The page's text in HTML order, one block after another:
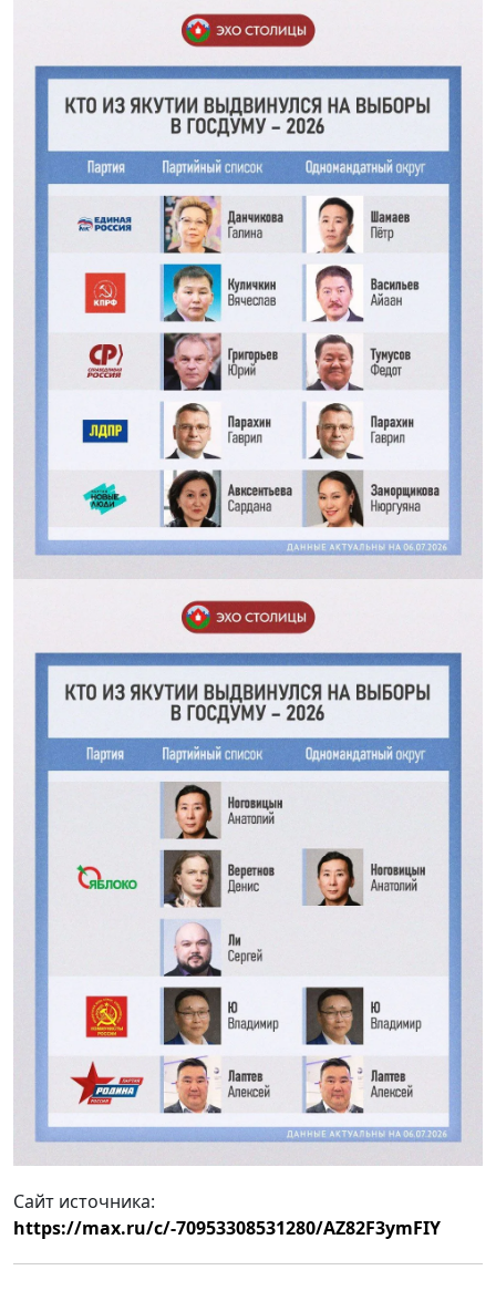
Сайт источника:
https://max.ru/c/-70953308531280/AZ82F3ymFIY